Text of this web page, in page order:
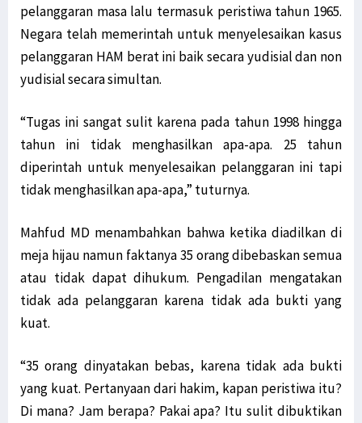
pelanggaran masa lalu termasuk peristiwa tahun 1965.
Negara telah memerintah untuk menyelesaikan kasus
pelanggaran HAM berat ini baik secara yudisial dan non
yudisial secara simultan.
“Tugas ini sangat sulit karena pada tahun 1998 hingga
tahun ini tidak menghasilkan apa-apa. 25 tahun
diperintah untuk menyelesaikan pelanggaran ini tapi
tidak menghasilkan apa-apa,” tuturnya.
Mahfud MD menambahkan bahwa ketika diadilkan di
meja hijau namun faktanya 35 orang dibebaskan semua
atau tidak dapat dihukum. Pengadilan mengatakan
tidak ada pelanggaran karena tidak ada bukti yang
kuat.
“35 orang dinyatakan bebas, karena tidak ada bukti
yang kuat. Pertanyaan dari hakim, kapan peristiwa itu?
Di mana? Jam berapa? Pakai apa? Itu sulit dibuktikan